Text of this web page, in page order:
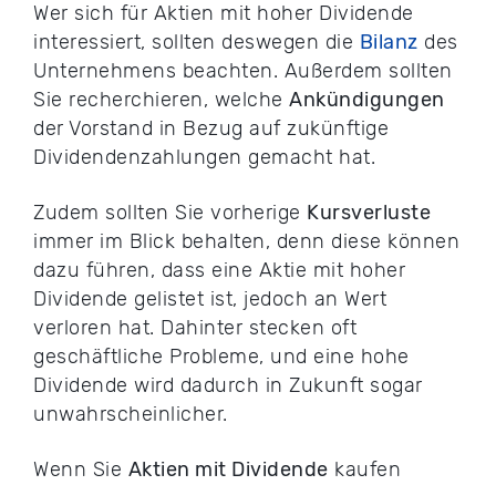
Wer sich für Aktien mit hoher Dividende
interessiert, sollten deswegen die Bilanz des
Unternehmens beachten. Außerdem sollten
Sie recherchieren, welche Ankündigungen
der Vorstand in Bezug auf zukünftige
Dividendenzahlungen gemacht hat.
Zudem sollten Sie vorherige Kursverluste
immer im Blick behalten, denn diese können
dazu führen, dass eine Aktie mit hoher
Dividende gelistet ist, jedoch an Wert
verloren hat. Dahinter stecken oft
geschäftliche Probleme, und eine hohe
Dividende wird dadurch in Zukunft sogar
unwahrscheinlicher.
Wenn Sie Aktien mit Dividende kaufen